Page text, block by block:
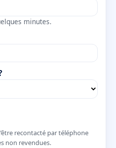
minutes.
recontacté par téléphone
non revendues.